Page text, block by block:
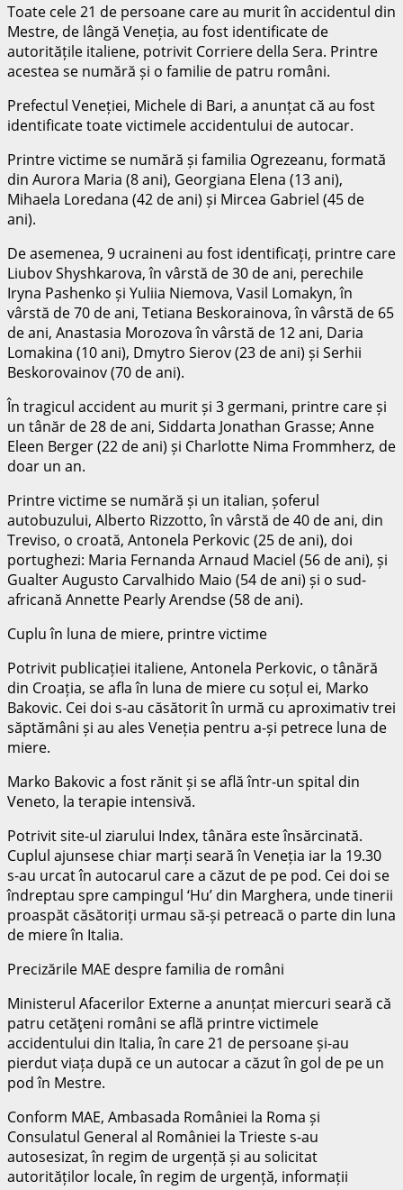
Toate cele 21 de persoane care au murit în accidentul din
Mestre, de lângă Veneția, au fost identificate de
autoritățile italiene, potrivit Corriere della Sera. Printre
acestea se numără și o familie de patru români.
Prefectul Veneției, Michele di Bari, a anunțat că au fost
identificate toate victimele accidentului de autocar.
Printre victime se numără și familia Ogrezeanu, formată
din Aurora Maria (8 ani), Georgiana Elena (13 ani),
Mihaela Loredana (42 de ani) și Mircea Gabriel (45 de
ani).
De asemenea, 9 ucraineni au fost identificați, printre care
Liubov Shyshkarova, în vârstă de 30 de ani, perechile
Iryna Pashenko și Yuliia Niemova, Vasil Lomakyn, în
vârstă de 70 de ani, Tetiana Beskorainova, în vârstă de 65
de ani, Anastasia Morozova în vârstă de 12 ani, Daria
Lomakina (10 ani), Dmytro Sierov (23 de ani) și Serhii
Beskorovainov (70 de ani).
În tragicul accident au murit și 3 germani, printre care și
un tânăr de 28 de ani, Siddarta Jonathan Grasse; Anne
Eleen Berger (22 de ani) și Charlotte Nima Frommherz, de
doar un an.
Printre victime se numără și un italian, șoferul
autobuzului, Alberto Rizzotto, în vârstă de 40 de ani, din
Treviso, o croată, Antonela Perkovic (25 de ani), doi
portughezi: Maria Fernanda Arnaud Maciel (56 de ani), și
Gualter Augusto Carvalhido Maio (54 de ani) și o sud-
africană Annette Pearly Arendse (58 de ani).
Cuplu în luna de miere, printre victime
Potrivit publicației italiene, Antonela Perkovic, o tânără
din Croația, se afla în luna de miere cu soțul ei, Marko
Bakovic. Cei doi s-au căsătorit în urmă cu aproximativ trei
săptămâni și au ales Veneția pentru a-și petrece luna de
miere.
Marko Bakovic a fost rănit și se află într-un spital din
Veneto, la terapie intensivă.
Potrivit site-ul ziarului Index, tânăra este însărcinată.
Cuplul ajunsese chiar marți seară în Veneția iar la 19.30
s-au urcat în autocarul care a căzut de pe pod. Cei doi se
îndreptau spre campingul ‘Hu’ din Marghera, unde tinerii
proaspăt căsătoriți urmau să-și petreacă o parte din luna
de miere în Italia.
Precizările MAE despre familia de români
Ministerul Afacerilor Externe a anunțat miercuri seară că
patru cetăţeni români se află printre victimele
accidentului din Italia, în care 21 de persoane și-au
pierdut viața după ce un autocar a căzut în gol de pe un
pod în Mestre.
Conform MAE, Ambasada României la Roma și
Consulatul General al României la Trieste s-au
autosesizat, în regim de urgență și au solicitat
autorităților locale, în regim de urgență, informații